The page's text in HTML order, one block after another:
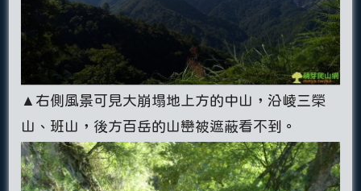
▲右側風景可見大崩塌地上方的中山，沿崚三榮
山、班山，後方百岳的山巒被遮蔽看不到。